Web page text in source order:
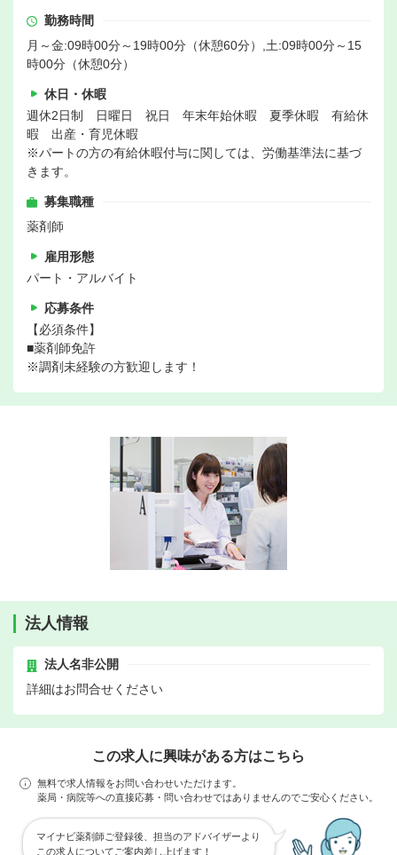
勤務時間
月～金:09時00分～19時00分（休憩60分）,土:09時00分～15
時00分（休憩0分）
休日・休暇
週休2日制 日曜日 祝日 年末年始休暇 夏季休暇 有給休
暇 出産・育児休暇
※パートの方の有給休暇付与に関しては、労働基準法に基づ
きます。
募集職種
薬剤師
雇用形態
パート・アルバイト
応募条件
【必須条件】
■薬剤師免許
※調剤未経験の方歓迎します！
法人情報
法人名非公開
詳細はお問合せください
この求人に興味がある方はこちら
無料で求人情報をお問い合わせいただけます。
薬局・病院等への直接応募・問い合わせではありませんのでご安心ください。
マイナビ薬剤師ご登録後、担当のアドバイザーより
この求人についてご案内差し上げます！